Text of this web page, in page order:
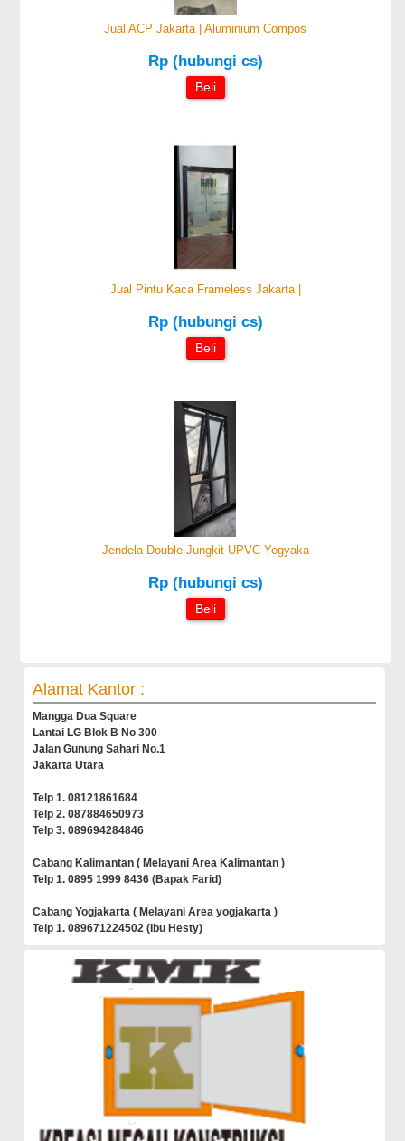
Jual ACP Jakarta | Aluminium Compos
Rp (hubungi cs)
Beli
Jual Pintu Kaca Frameless Jakarta |
Rp (hubungi cs)
Beli
Jendela Double Jungkit UPVC Yogyaka
Rp (hubungi cs)
Beli
Alamat Kantor :
Mangga Dua Square
Lantai LG Blok B No 300
Jalan Gunung Sahari No.1
Jakarta Utara
Telp 1. 08121861684
Telp 2. 087884650973
Telp 3. 089694284846
Cabang Kalimantan ( Melayani Area Kalimantan )
Telp 1. 0895 1999 8436 (Bapak Farid)
Cabang Yogjakarta ( Melayani Area yogjakarta )
Telp 1. 089671224502 (Ibu Hesty)